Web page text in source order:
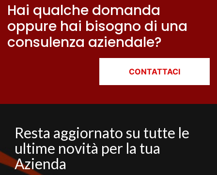
Hai qualche domanda
oppure hai bisogno di una
consulenza aziendale?
CONTATTACI
Resta aggiornato su tutte le
ultime novità per la tua
Azienda